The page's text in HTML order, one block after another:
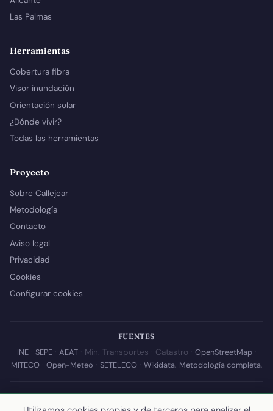
Las Palmas
Herramientas
Cobertura fibra
Visor inundación
Orientación solar
¿Dónde vivir?
Todas las herramientas
Proyecto
Sobre Callejear
Metodología
Contacto
Aviso legal
Privacidad
Cookies
Configurar cookies
FUENTES
INE· SEPE· AEAT· Min. Transportes · Catastro · OpenStreetMap·
MITECO· Open-Meteo · SETELECO· Wikidata. Metodología completa.
© 2026 Callejear.com — Directorio municipal de España con datos